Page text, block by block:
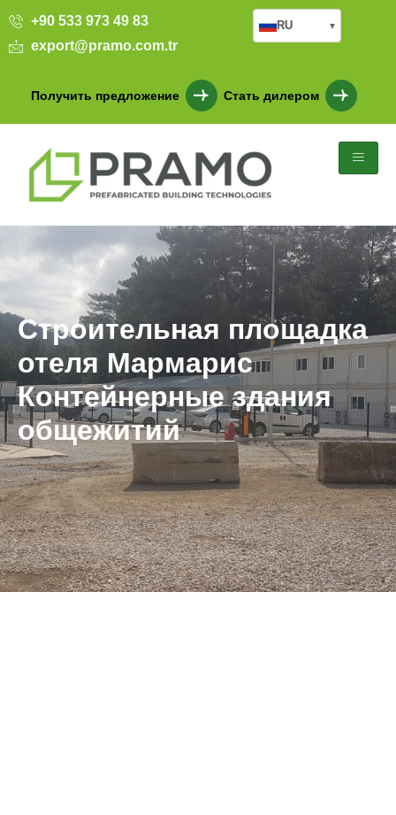
+90 533 973 49 83
export@pramo.com.tr
Получить предложение Стать дилером
RU ▾
Строительная площадка
отеля Мармарис
Контейнерные здания
общежитий